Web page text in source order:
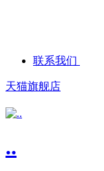
联系我们
天猫旗舰店
..